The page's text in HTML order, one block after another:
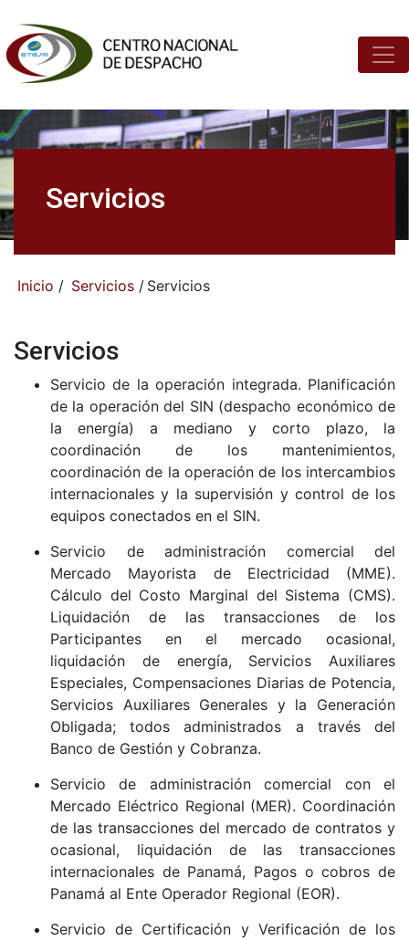
Servicios
Inicio / Servicios / Servicios
Servicios
Servicio de la operación integrada. Planificación
de la operación del SIN (despacho económico de
la energía) a mediano y corto plazo, la
coordinación de los mantenimientos,
coordinación de la operación de los intercambios
internacionales y la supervisión y control de los
equipos conectados en el SIN.
Servicio de administración comercial del
Mercado Mayorista de Electricidad (MME).
Cálculo del Costo Marginal del Sistema (CMS).
Liquidación de las transacciones de los
Participantes en el mercado ocasional,
liquidación de energía, Servicios Auxiliares
Especiales, Compensaciones Diarias de Potencia,
Servicios Auxiliares Generales y la Generación
Obligada; todos administrados a través del
Banco de Gestión y Cobranza.
Servicio de administración comercial con el
Mercado Eléctrico Regional (MER). Coordinación
de las transacciones del mercado de contratos y
ocasional, liquidación de las transacciones
internacionales de Panamá, Pagos o cobros de
Panamá al Ente Operador Regional (EOR).
Servicio de Certificación y Verificación de los